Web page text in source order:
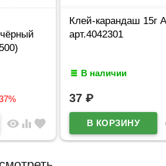
visibility equalizer favorite
Клей-карандаш 15г
арт.4042301
В наличии
37 ₽